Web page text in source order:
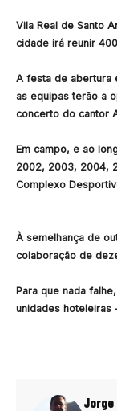
Vila Real de Santo
cidade irá reunir
A festa de abertura
as equipas terão a
concerto do cantor
Em campo, e ao
2002, 2003, 2004,
Complexo
À semelhança de
colaboração de
Para que nada
unidades hoteleiras
Jorge